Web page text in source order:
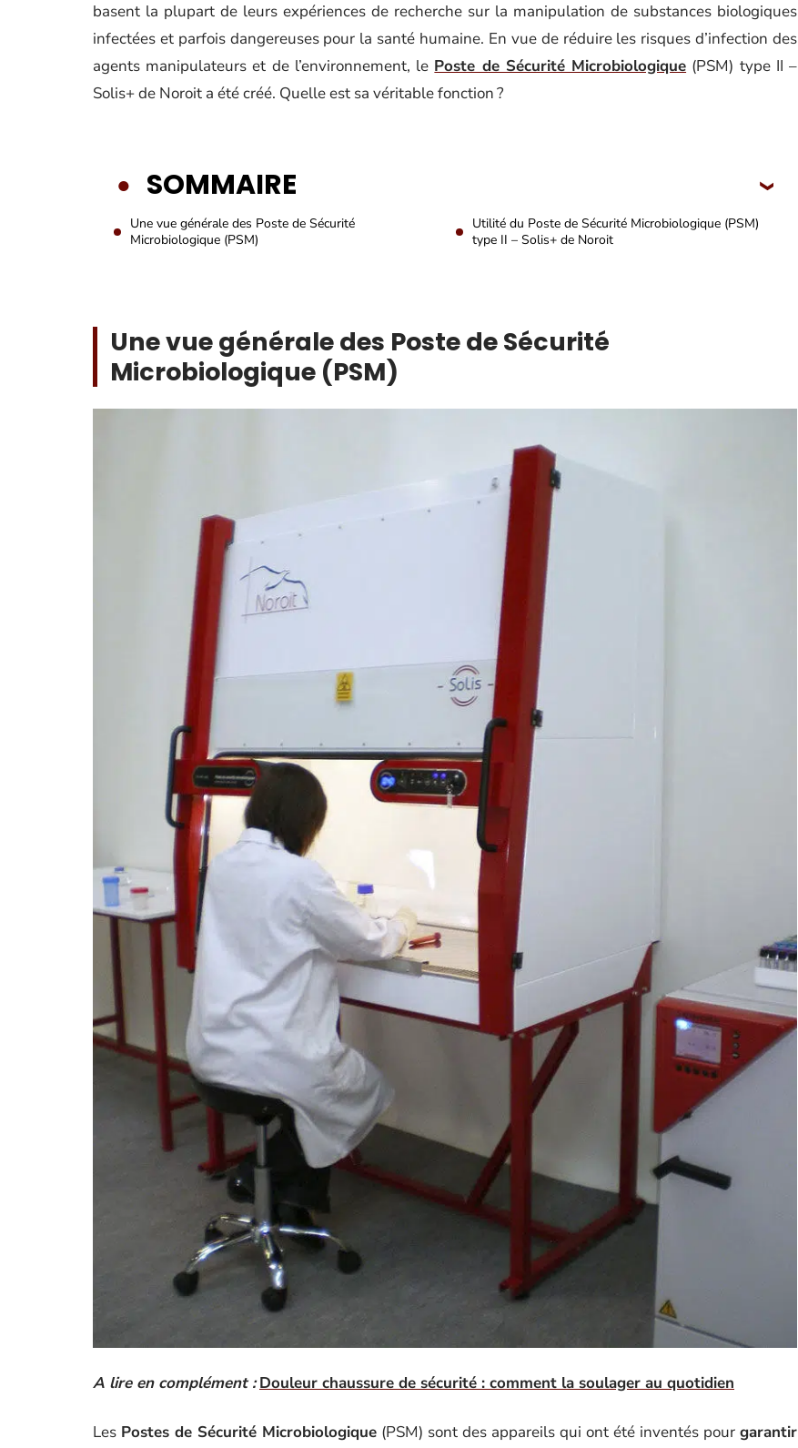
basent la plupart de leurs expériences de recherche sur la manipulation de substances biologiques
infectées et parfois dangereuses pour la santé humaine. En vue de réduire les risques d’infection des
agents manipulateurs et de l’environnement, le Poste de Sécurité Microbiologique (PSM) type II –
Solis+ de Noroit a été créé. Quelle est sa véritable fonction ?
SOMMAIRE
Une vue générale des Poste de Sécurité
Microbiologique (PSM)
Utilité du Poste de Sécurité Microbiologique (PSM)
type II – Solis+ de Noroit
Une vue générale des Poste de Sécurité
Microbiologique (PSM)
A lire en complément : Douleur chaussure de sécurité : comment la soulager au quotidien
Les Postes de Sécurité Microbiologique (PSM) sont des appareils qui ont été inventés pour garantir